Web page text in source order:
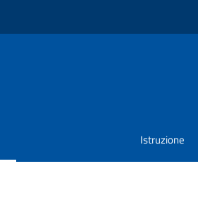
Istruzione